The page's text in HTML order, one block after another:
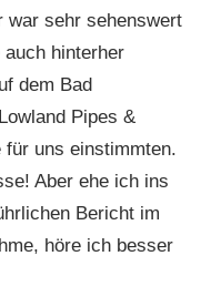
war sehr sehenswert
hinterher
dem Bad
Pipes &
für uns einstimmten.
Aber ehe ich ins
Bericht im
höre ich besser